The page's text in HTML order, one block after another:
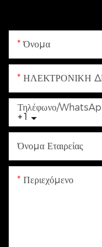
Όνομα
ΗΛΕΚΤΡΟΝΙΚΗ
+1
Τηλέφωνο/
Όνομα Εταιρείας
Περιεχόμενο